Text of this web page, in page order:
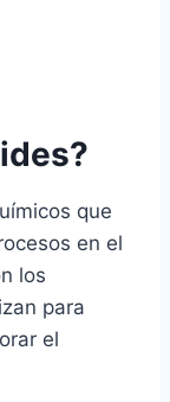
que
en el
los
para
el